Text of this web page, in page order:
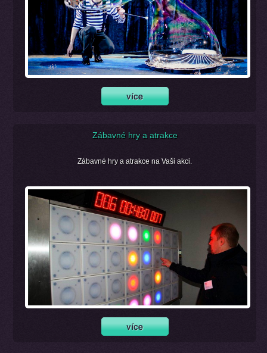
Zábavné hry a atrakce
Zábavné hry a atrakce na Vaši akci.